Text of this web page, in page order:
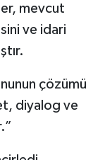
mevcut
ve idari
çözümü
diyalog ve